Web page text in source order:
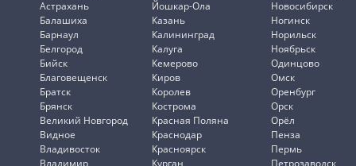
Астрахань
Балашиха
Барнаул
Белгород
Бийск
Благовещенск
Братск
Брянск
Великий Новгород
Видное
Владивосток
Владимир
Йошкар-Ола
Казань
Калининград
Калуга
Кемерово
Киров
Королев
Кострома
Красная Поляна
Краснодар
Красноярск
Курган
Новосибирск
Ногинск
Норильск
Ноябрьск
Одинцово
Омск
Оренбург
Орск
Орёл
Пенза
Пермь
Петрозаводск